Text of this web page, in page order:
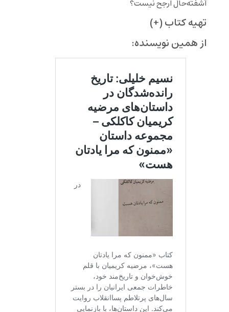
آشفته‌حال ارجح نیست؟
تهیه کتاب (+)
از همین نویسنده: